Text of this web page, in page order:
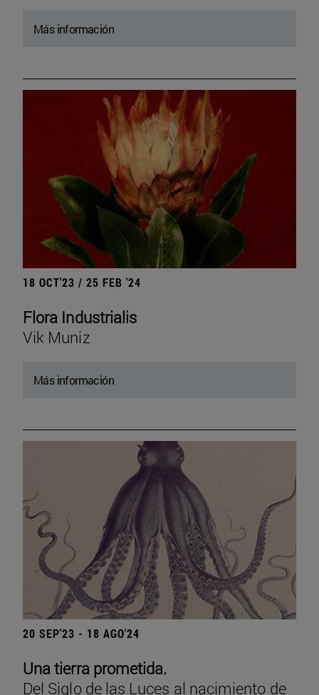
Más información
18 OCT'23 / 25 FEB '24
Flora Industrialis
Vik Muniz
Más información
20 SEP'23 - 18 AGO'24
Una tierra prometida.
Del Siglo de las Luces al nacimiento de